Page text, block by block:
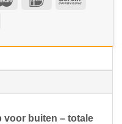
voor buiten – totale